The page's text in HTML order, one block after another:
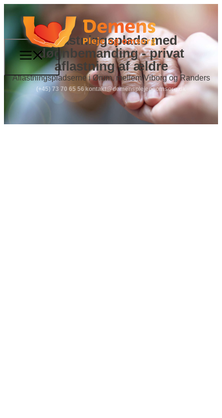
Aflastningsplads med
døgnbemanding - privat
aflastning af ældre
Aflastningspladserne i Ørum, mellem Viborg og Randers
(+45) 73 70 65 56 kontakt@demensplejeogomsorg.dk